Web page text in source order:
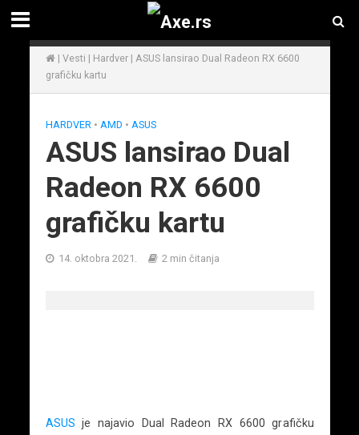
| Vesti | Hardver| ASUS lansirao Dual Radeon RX 6600
grafičku kartu
HARDVER • AMD • ASUS
ASUS lansirao Dual
Radeon RX 6600
grafičku kartu
14. oktobra 2021. 2 min čitanja
ASUS je najavio Dual Radeon RX 6600 grafičku